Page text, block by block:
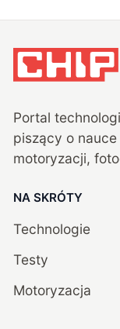
Portal
piszący o
motoryzacji,
NA SKRÓTY
Technologie
Testy
Motoryzacja